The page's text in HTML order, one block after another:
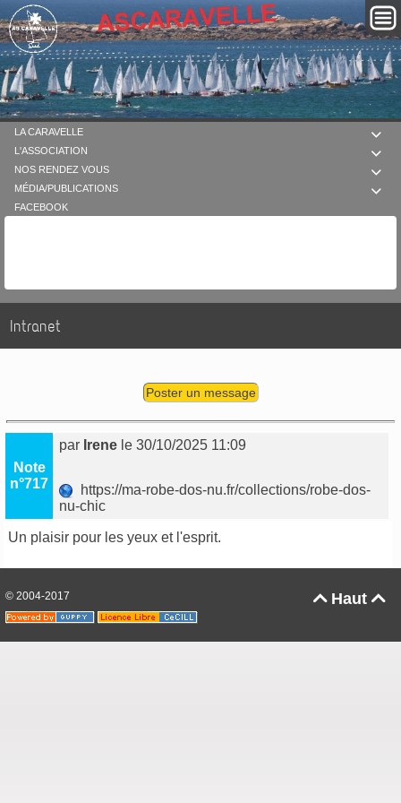

LA CARAVELLE

L'ASSOCIATION

NOS RENDEZ VOUS

MÉDIA/PUBLICATIONS
FACEBOOK
Intranet
Poster un message
Note
n°717
par Irene le 30/10/2025 11:09
https://ma-robe-dos-nu.fr/collections/robe-dos-
nu-chic
Un plaisir pour les yeux et l'esprit.
Haut 
© 2004-2017